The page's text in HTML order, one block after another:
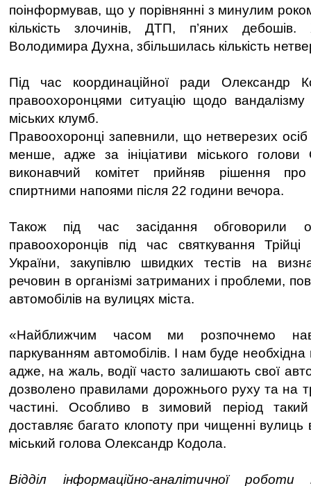
поінформував, що у порівнянні з минулим
кількість злочинів, ДТП, п’яних
Володимира Духна, збільшилась кількість
Під час координаційної ради Олександр
правоохоронцями ситуацію щодо вандалізму
міських клумб.
Правоохоронці запевнили, що нетверезих осіб
менше, адже за ініціативи міського
виконавчий комітет прийняв рішення про
спиртними напоями після 22 години вечора.
Також під час засідання обговорили
правоохоронців під час святкування
України, закупівлю швидких тестів на
речовин в організмі затриманих і проблеми,
автомобілів на вулицях міста.
«Найближчим часом ми розпочнемо
паркуванням автомобілів. І нам буде необхідна
адже, на жаль, водії часто залишають свої
дозволено правилами дорожнього руху та на
частині. Особливо в зимовий період такий
доставляє багато клопоту при чищенні вулиць
міський голова Олександр Кодола.
Відділ інформаційно-аналітичної